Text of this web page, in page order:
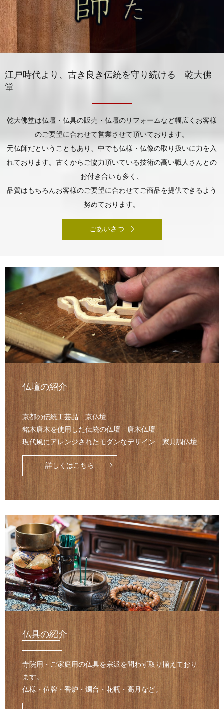
江戸時代より、古き良き伝統を守り続ける 乾大佛
堂
乾大佛堂は仏壇・仏具の販売・仏壇のリフォームなど幅広くお客様
のご要望に合わせて営業させて頂いております。
元仏師だということもあり、中でも仏様・仏像の取り扱いに力を入
れております。古くからご協力頂いている技術の高い職人さんとの
お付き合いも多く、
品質はもちろんお客様のご要望に合わせてご商品を提供できるよう
努めております。
ごあいさつ
仏壇の紹介
京都の伝統工芸品 京仏壇
銘木唐木を使用した伝統の仏壇 唐木仏壇
現代風にアレンジされたモダンなデザイン 家具調仏壇
詳しくはこちら
仏具の紹介
寺院用・ご家庭用の仏具を宗派を問わず取り揃えており
ます。
仏様・位牌・香炉・燭台・花瓶・高月など。